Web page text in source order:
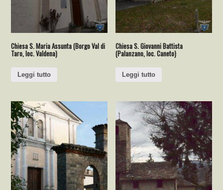
Chiesa S. Maria Assunta (Borgo Val di
Taro, loc. Valdena)
Leggi tutto
Chiesa S. Giovanni Battista
(Palanzano, loc. Caneto)
Leggi tutto